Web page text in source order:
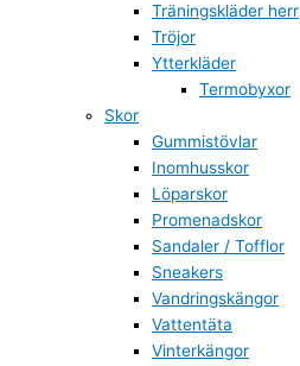
Träningskläder herr
Tröjor
Ytterkläder
Termobyxor
Skor
Gummistövlar
Inomhusskor
Löparskor
Promenadskor
Sandaler / Tofflor
Sneakers
Vandringskängor
Vattentäta
Vinterkängor